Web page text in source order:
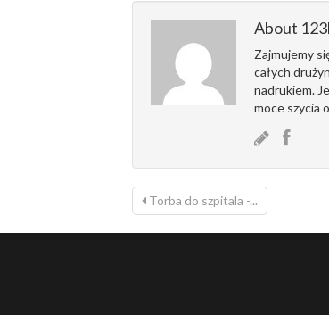
About
Zajmujemy
całych
nadrukiem.
moce szycia
Torba do szpitala -...